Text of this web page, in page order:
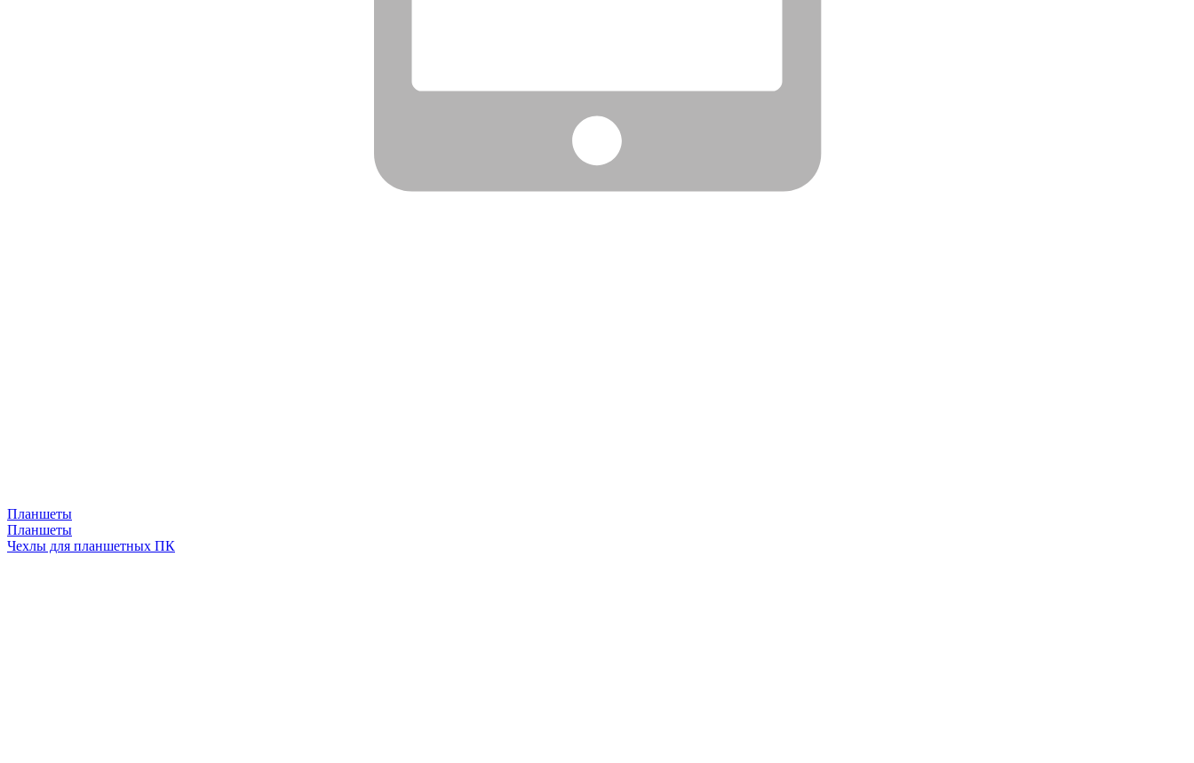
Планшеты
Планшеты
Чехлы для планшетных ПК